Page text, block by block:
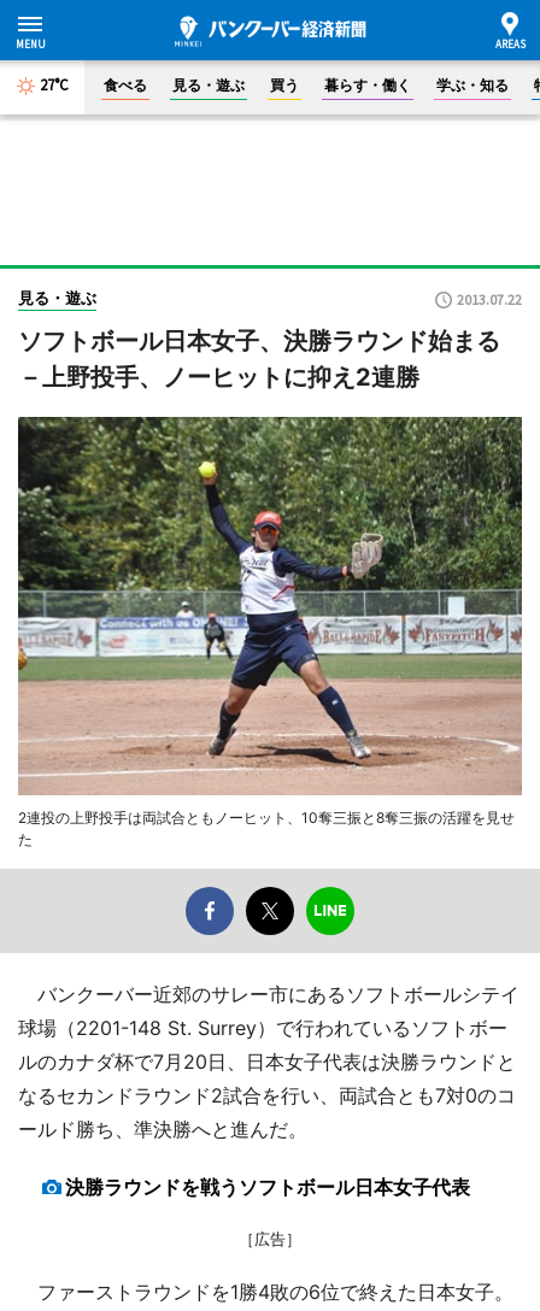
27°C 食べる 見る・遊ぶ 買う 暮らす・働く 学ぶ・知る
見る・遊ぶ 2013.07.22
ソフトボール日本女子、決勝ラウンド始まる
－上野投手、ノーヒットに抑え2連勝
2連投の上野投手は両試合ともノーヒット、10奪三振と8奪三振の活躍を見せ
た
バンクーバー近郊のサレー市にあるソフトボールシテイ
球場（2201-148 St. Surrey）で行われているソフトボー
ルのカナダ杯で7月20日、日本女子代表は決勝ラウンドと
なるセカンドラウンド2試合を行い、両試合とも7対0のコ
ールド勝ち、準決勝へと進んだ。
決勝ラウンドを戦うソフトボール日本女子代表
［広告］
ファーストラウンドを1勝4敗の6位で終えた日本女子。